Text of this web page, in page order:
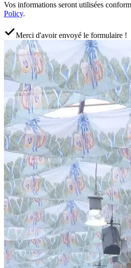
Vos informations seront utilisées
Policy.
Merci d'avoir envoyé le formulaire !